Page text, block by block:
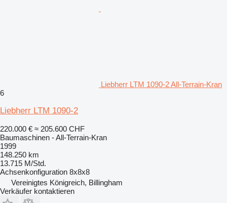
Liebherr LTM 1090-2 All-Terrain-Kran
6
Liebherr LTM 1090-2
220.000 € ≈ 205.600 CHF
Baumaschinen - All-Terrain-Kran
1999
148.250 km
13.715 M/Std.
Achsenkonfiguration 8x8x8
Vereinigtes Königreich, Billingham
Verkäufer kontaktieren